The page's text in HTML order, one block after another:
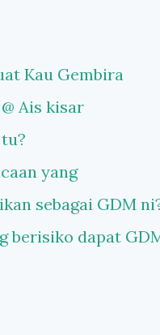
Kau Gembira
Ais kisar
yang
sebagai GDM
berisiko dapat